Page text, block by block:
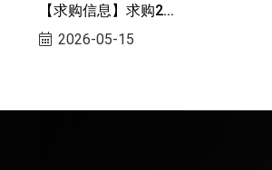
【求购信息】求购2...
2026-05-15